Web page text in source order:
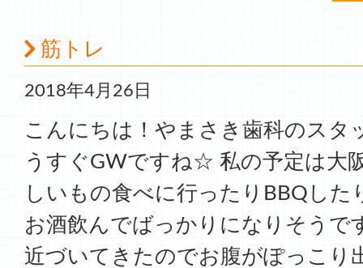
筋トレ
2018年4月26日
こんにちは！やまさき歯科のスタ
うすぐGWですね☆ 私の予定は大
しいもの食べに行ったりBBQした
お酒飲んでばっかりになりそうで
近づいてきたのでお腹がぽっこり